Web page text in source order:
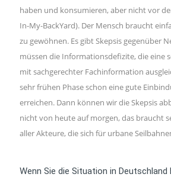
haben und konsumieren, aber nicht vor
In-My-BackYard). Der Mensch braucht
zu gewöhnen. Es gibt Skepsis gegenüber
müssen die Informationsdefizite, die eine
mit sachgerechter Fachinformation
sehr frühen Phase schon eine gute
erreichen. Dann können wir die Skepsis
nicht von heute auf morgen, das braucht
aller Akteure, die sich für urbane
Wenn Sie die Situation in